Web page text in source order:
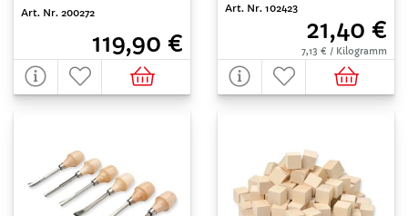
Art. Nr. 200272
119,90 €
Art. Nr. 102423
21,40 €
7,13 € / Kilogramm